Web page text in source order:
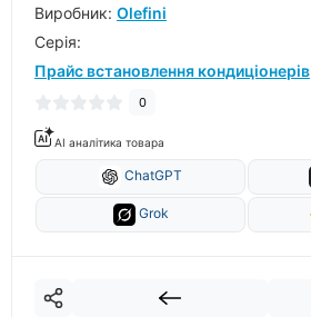
Виробник: Olefini
Серiя:
Прайс встановлення кондиціонерів
0
AI аналітика товара
ChatGPT
Grok